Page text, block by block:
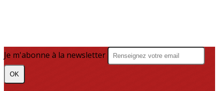
Je m'abonne à la newsletter
OK